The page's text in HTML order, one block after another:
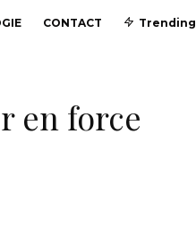
CONTACT Trending
en force